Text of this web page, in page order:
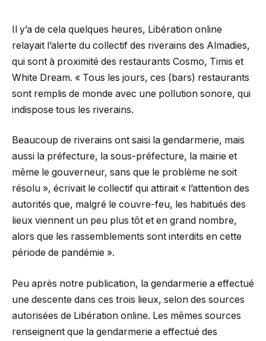
Il y’a de cela quelques heures, Libération online
relayait l’alerte du collectif des riverains des Almadies,
qui sont à proximité des restaurants Cosmo, Timis et
White Dream. « Tous les jours, ces (bars) restaurants
sont remplis de monde avec une pollution sonore, qui
indispose tous les riverains.
Beaucoup de riverains ont saisi la gendarmerie, mais
aussi la préfecture, la sous-préfecture, la mairie et
même le gouverneur, sans que le problème ne soit
résolu », écrivait le collectif qui attirait « l’attention des
autorités que, malgré le couvre-feu, les habitués des
lieux viennent un peu plus tôt et en grand nombre,
alors que les rassemblements sont interdits en cette
période de pandémie ».
Peu après notre publication, la gendarmerie a effectué
une descente dans ces trois lieux, selon des sources
autorisées de Libération online. Les mêmes sources
renseignent que la gendarmerie a effectué des